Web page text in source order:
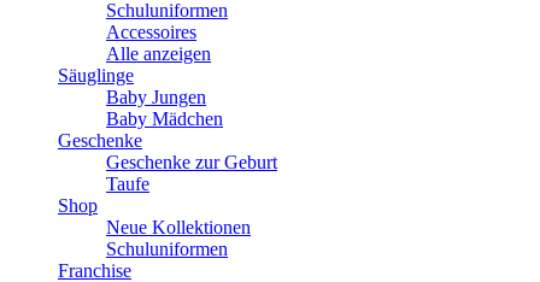
Schuluniformen
Accessoires
Alle anzeigen
Säuglinge
Baby Jungen
Baby Mädchen
Geschenke
Geschenke zur Geburt
Taufe
Shop
Neue Kollektionen
Schuluniformen
Franchise